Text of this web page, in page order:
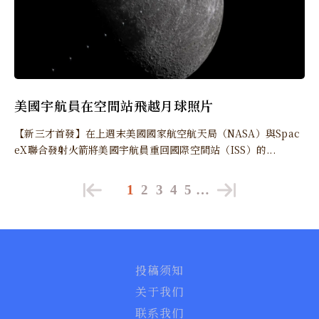
美國宇航員在空間站飛越月球照片
【新三才首發】在上週末美國國家航空航天局（NASA）與Spac
eX聯合發射火箭將美國宇航員重回國際空間站（ISS）的...
1 2 3 4 5 …
投稿须知
关于我们
联系我们